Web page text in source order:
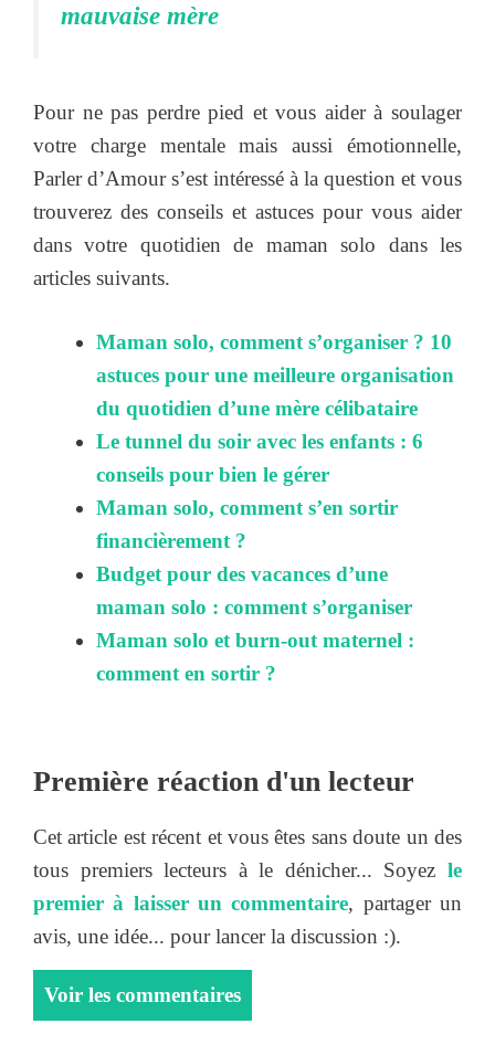
mauvaise mère
Pour ne pas perdre pied et vous aider à soulager
votre charge mentale mais aussi émotionnelle,
Parler d’Amour s’est intéressé à la question et vous
trouverez des conseils et astuces pour vous aider
dans votre quotidien de maman solo dans les
articles suivants.
Maman solo, comment s’organiser ? 10
astuces pour une meilleure organisation
du quotidien d’une mère célibataire
Le tunnel du soir avec les enfants : 6
conseils pour bien le gérer
Maman solo, comment s’en sortir
financièrement ?
Budget pour des vacances d’une
maman solo : comment s’organiser
Maman solo et burn-out maternel :
comment en sortir ?
Première réaction d'un lecteur
Cet article est récent et vous êtes sans doute un des
tous premiers lecteurs à le dénicher... Soyez le
premier à laisser un commentaire, partager un
avis, une idée... pour lancer la discussion :).
Voir les commentaires